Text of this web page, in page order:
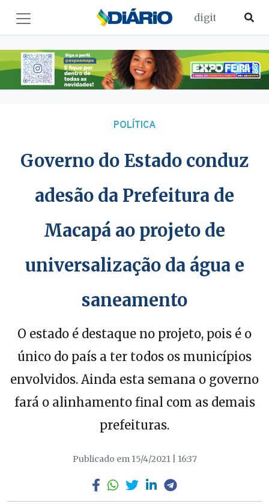
POLÍTICA
Governo do Estado conduz
adesão da Prefeitura de
Macapá ao projeto de
universalização da água e
saneamento
O estado é destaque no projeto, pois é o
único do país a ter todos os municípios
envolvidos. Ainda esta semana o governo
fará o alinhamento final com as demais
prefeituras.
Publicado em 15/4/2021 | 16:37